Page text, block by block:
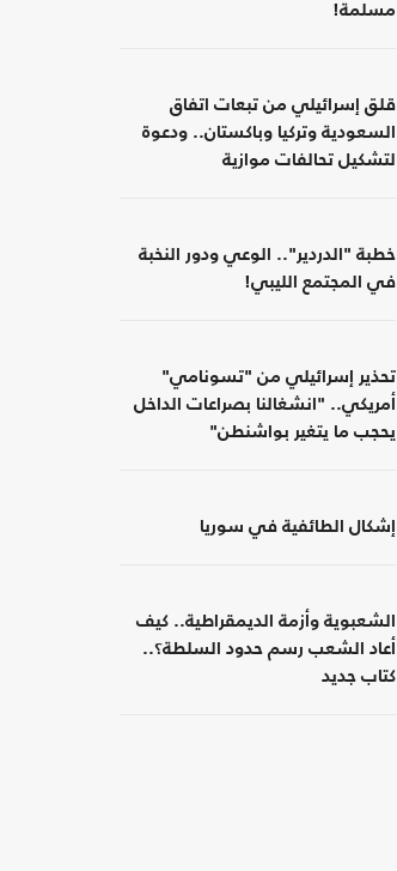
مسلمة!
قلق إسرائيلي من تبعات اتفاق
السعودية وتركيا وباكستان.. ودعوة
لتشكيل تحالفات موازية
خطبة "الدردير".. الوعي ودور النخبة
في المجتمع الليبي!
تحذير إسرائيلي من "تسونامي"
أمريكي.. "انشغالنا بصراعات الداخل
يحجب ما يتغير بواشنطن"
إشكال الطائفية في سوريا
الشعبوية وأزمة الديمقراطية.. كيف
أعاد الشعب رسم حدود السلطة؟..
كتاب جديد